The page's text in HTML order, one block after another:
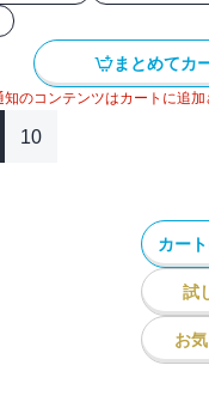
まとめてカ
のコンテンツはカートに追加
10
カー
試
お